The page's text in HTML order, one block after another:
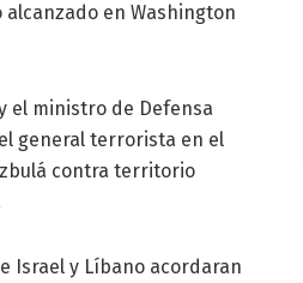
en Washington
el ministro de Defensa
general terrorista en el
contra territorio
Israel y Líbano acordaran